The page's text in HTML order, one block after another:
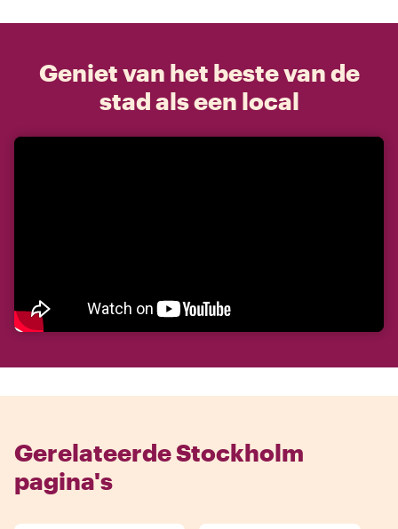
Geniet van het beste van de
stad als een local
Gerelateerde Stockholm
pagina's